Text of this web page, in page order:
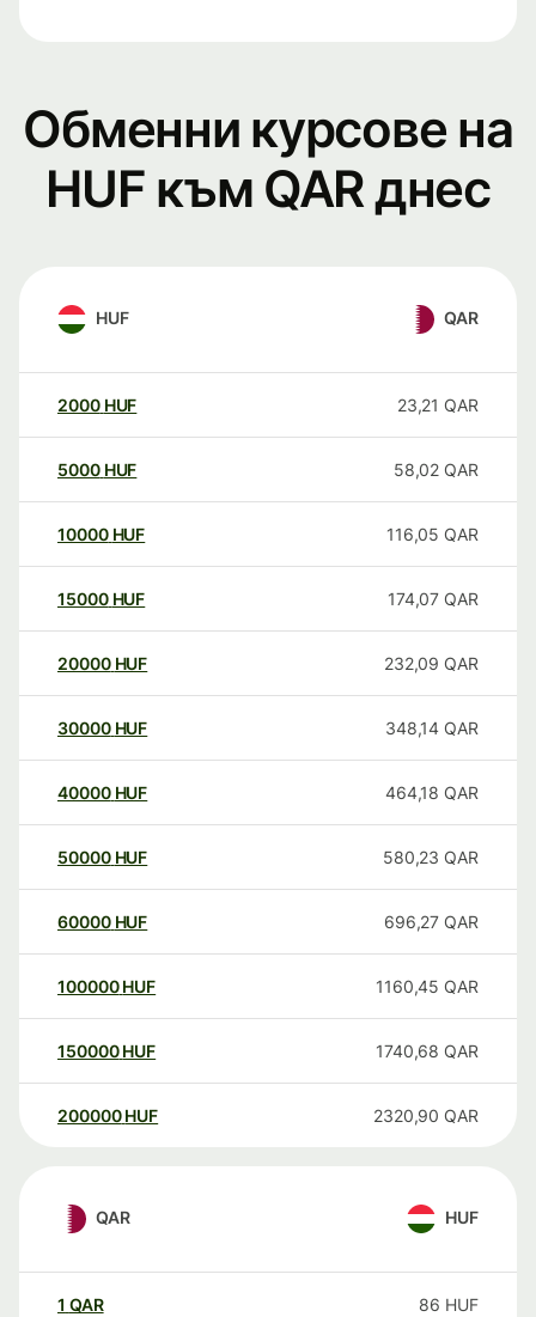
Обменни курсове на
HUF към QAR днес
HUF QAR
2000 HUF 23,21 QAR
5000 HUF 58,02 QAR
10000 HUF 116,05 QAR
15000 HUF 174,07 QAR
20000 HUF 232,09 QAR
30000 HUF 348,14 QAR
40000 HUF 464,18 QAR
50000 HUF 580,23 QAR
60000 HUF 696,27 QAR
100000 HUF 1160,45 QAR
150000 HUF 1740,68 QAR
200000 HUF 2320,90 QAR
QAR HUF
1 QAR 86 HUF